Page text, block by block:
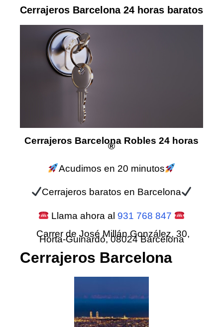
Cerrajeros Barcelona 24 horas baratos
Cerrajeros Barcelona Robles 24 horas
®
Acudimos en 20 minutos
Cerrajeros baratos en Barcelona
Llama ahora al 931 768 847
Carrer de José Millán González, 30,
Horta-Guinardó, 08024 Barcelona
Cerrajeros Barcelona